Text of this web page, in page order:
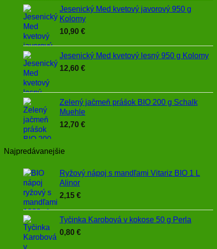
Jesenický Med kvetový javorový 950 g
Kolomy
10,90 €
Jesenický Med kvetový lesný 950 g Kolomy
12,60 €
Zelený jačmeň prášok BIO 200 g Schalk
Muehle
12,70 €
Najpredávanejšie
Ryžový nápoj s mandľami Vitariz BIO 1 L
Alinor
2,15 €
Tyčinka Karobová v kokose 50 g Perla
0,80 €